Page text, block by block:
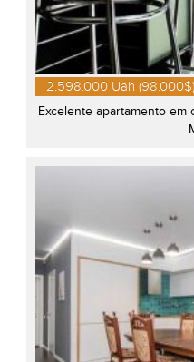
2.598.000 Uah (98.000$)
Excelente apartamento